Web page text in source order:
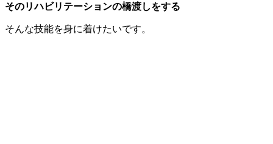
そのリハビリテーションの橋渡しをする
そんな技能を身に着けたいです。